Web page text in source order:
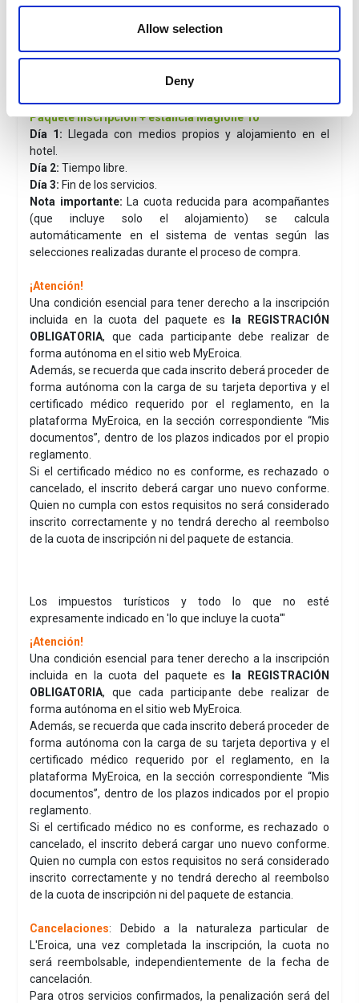
Allow selection
Deny
El baño está equipado con una amplia ducha con
El sótano es muy amplio y está equipado con un lavabo,
lavadora, plancha, y almacenamiento para equipaje y
Paquete inscripción + estancia Magione 10
Día 1: Llegada con medios propios y alojamiento en el
hotel.
Día 2: Tiempo libre.
Día 3: Fin de los servicios.
Nota importante: La cuota reducida para acompañantes
(que incluye solo el alojamiento) se calcula
automáticamente en el sistema de ventas según las
selecciones realizadas durante el proceso de compra.
¡Atención!
Una condición esencial para tener derecho a la inscripción
incluida en la cuota del paquete es
la REGISTRACIÓN
OBLIGATORIA, que cada participante debe realizar de
forma autónoma en el sitio web MyEroica.
Además, se recuerda que cada inscrito deberá proceder de
forma autónoma con la carga de su tarjeta deportiva y el
certificado médico requerido por el reglamento, en la
plataforma MyEroica, en la sección correspondiente “Mis
documentos”, dentro de los plazos indicados por el propio
reglamento.
Si el certificado médico no es conforme, es rechazado o
cancelado, el inscrito deberá cargar uno nuevo conforme.
Quien no cumpla con estos requisitos no será considerado
inscrito correctamente y no tendrá derecho al reembolso
de la cuota de inscripción ni del paquete de estancia.
Los impuestos turísticos y todo lo que no esté
expresamente indicado en 'lo que incluye la cuota'"
¡Atención!
Una condición esencial para tener derecho a la inscripción
incluida en la cuota del paquete es
la REGISTRACIÓN
OBLIGATORIA, que cada participante debe realizar de
forma autónoma en el sitio web MyEroica.
Además, se recuerda que cada inscrito deberá proceder de
forma autónoma con la carga de su tarjeta deportiva y el
certificado médico requerido por el reglamento, en la
plataforma MyEroica, en la sección correspondiente “Mis
documentos”, dentro de los plazos indicados por el propio
reglamento.
Si el certificado médico no es conforme, es rechazado o
cancelado, el inscrito deberá cargar uno nuevo conforme.
Quien no cumpla con estos requisitos no será considerado
inscrito correctamente y no tendrá derecho al reembolso
de la cuota de inscripción ni del paquete de estancia.
Cancelaciones: Debido a la naturaleza particular de
L'Eroica, una vez completada la inscripción, la cuota no
será reembolsable, independientemente de la fecha de
cancelación.
Para otros servicios confirmados, la penalización será del